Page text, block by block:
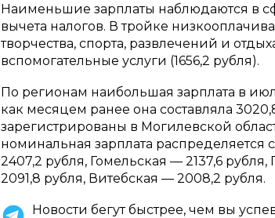
Наименьшие зарплаты наблюдаются в
вычета налогов. В тройке
творчества, спорта, развлечений и
вспомогательные услуги (1656,2 рубля).
По регионам наибольшая зарплата в
как месяцем ранее она составляла
зарегистрированы в Могилевской
номинальная зарплата
2407,2 рубля, Гомельская — 2137,6
2091,8 рубля, Витебская — 2008,2 рубля.
Новости бегут быстрее, чем вы